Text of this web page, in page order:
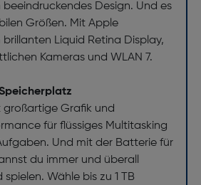
beeindruckendes Design. Und es
Größen. Mit Apple
brillanten Liquid Retina Display,
Kameras und WLAN 7.
großartige Grafik und
für flüssiges Multitasking
Und mit der Batterie für
du immer und überall
Wähle bis zu 1 TB